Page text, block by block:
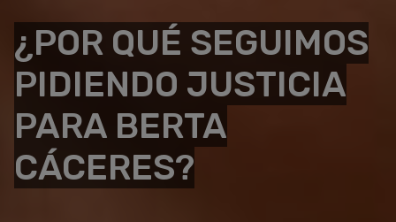
¿POR QUÉ SEGUIMOS
PIDIENDO JUSTICIA
PARA BERTA
CÁCERES?